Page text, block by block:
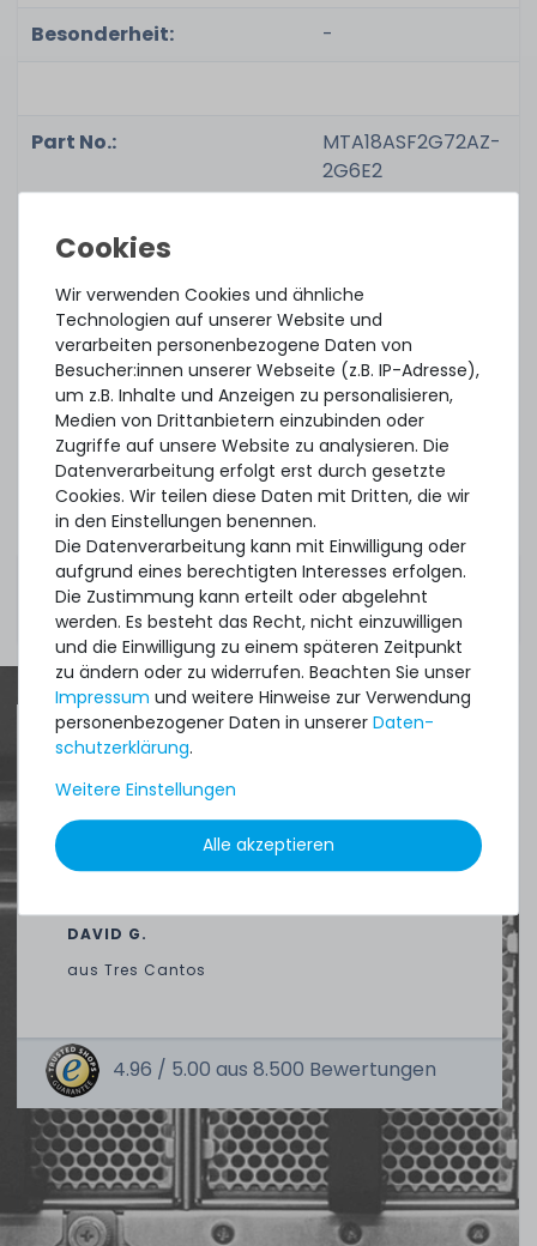
Besonderheit: -
Part No.:
MTA18ASF2G72AZ-
2G6E2
gut
Lieferumfang:
1x Modul
Beachten Sie, dass es sich um sog. ECC und/oder
registered RAM handelt, welcher hauptsächlich
von Servern und professioneller Hardware
unterstützt wird. Bitte prüfen Sie die Kompatibilität
vor dem Kauf in Bezug auf Ihr System bzw.
Mainboard.
an perfect state of the machines. Also
great paying options and Euro VAT
managing.
DAVID G.
aus Tres Cantos
4.96 / 5.00 aus 8.500 Bewertungen
Wir verwenden Cookies und ähnliche
Technologien auf unserer Website und
verarbeiten personenbezogene Daten von
Besucher:innen unserer Webseite (z.B. IP-Adresse),
um z.B. Inhalte und Anzeigen zu personalisieren,
Medien von Drittanbietern einzubinden oder
Zugriffe auf unsere Website zu analysieren. Die
Datenverarbeitung erfolgt erst durch gesetzte
Cookies. Wir teilen diese Daten mit Dritten, die wir
in den Einstellungen benennen.
Die Datenverarbeitung kann mit Einwilligung oder
aufgrund eines berechtigten Interesses erfolgen.
Die Zustimmung kann erteilt oder abgelehnt
werden. Es besteht das Recht, nicht einzuwilligen
und die Einwilligung zu einem späteren Zeitpunkt
zu ändern oder zu widerrufen. Beachten Sie unser
Impressum und weitere Hinweise zur Verwendung
personenbezogener Daten in unserer Daten­
schutz­erklärung.
Weitere Einstellungen
Alle akzeptieren